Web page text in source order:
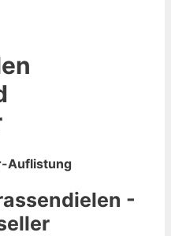
Auflistung
-